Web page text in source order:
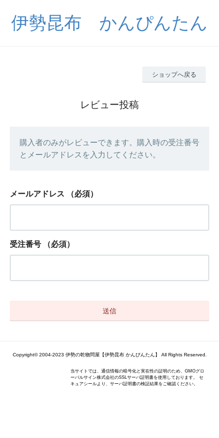
伊勢昆布 かんぴんたん
ショップへ戻る
レビュー投稿
購入者のみがレビューできます。購入時の受注番号
とメールアドレスを入力してください。
メールアドレス （必須）
受注番号 （必須）
Copyright© 2004-2023 伊勢の乾物問屋【伊勢昆布 かんぴんたん】 All Rights Reserved.
当サイトでは、通信情報の暗号化と実在性の証明のため、GMOグロ
ーバルサイン株式会社のSSLサーバ証明書を使用しております。 セ
キュアシールより、サーバ証明書の検証結果をご確認ください。